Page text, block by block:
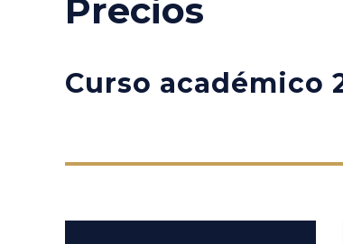
Precios
Curso académico